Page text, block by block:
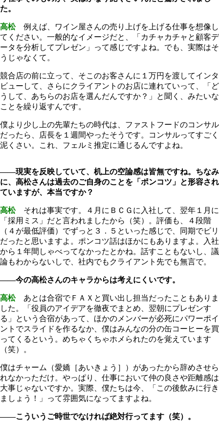
た。
高松例えば、ワイン屋さんの売り上げを上げる仕事を想像し
てください。一般的なイメージだと、「カチャカチャと顧客デ
ータを分析してプレゼン」って感じですよね。でも、実際はそ
うじゃなくて。
競合店の前に立って、そこのお客さんに１万円を渡してインタ
ビューして、さらにクライアントのお店に連れていって、「ど
うして、あちらのお店を選んだんですか？」と聞く、みたいな
ことを繰り返すんです。
僕より少し上の先輩たちの時代は、ファストフードのコンサル
だったら、店長を１週間やったそうです。コンサルってすごく
泥くさい。これ、フェルミ推定に通じるんですよね。
――現実を反映していて、机上の空論感は皆無ですね。ちなみ
に、高松さんは過去のご自身のことを「ポンコツ」と形容され
ていますが、本当ですか？
高松それは事実です。４月にＢＣＧに入社して、翌年１月に
「採用ミス」だと言われましたから（笑）。評価も、４段階
（４が最低評価）でずっと３．５といった感じで、同期でビリ
だったと思いますよ。ポンコツ話はほかにもありますよ。入社
から１年間しゃべってなかったとかね。話すこともないし、議
論もわからないしで、社内でもクライアント先でも無言で。
――今の高松さんのキャラからは考えにくいです。
高松あとは合宿でＦＡＸと買い出し担当だったこともありま
した。「役員のアイデアを徹夜でまとめ、翌朝にプレゼンす
る」という合宿があって、ほかのメンバーが必死にパワーポイ
ントでスライドを作るなか、僕はみんなの分の缶コーヒーを買
ってくるという。めちゃくちゃホメられたのを覚えています
（笑）。
僕はチャーム（愛嬌［あいきょう］）があったから辞めさせら
れなかっただけ。やっぱり、仕事において仲の良さや距離感は
大事じゃないですか。実際、僕たちは今、「この後飲みに行き
ましょう！」って雰囲気になってますよね。
――こういうご時世でなければ絶対行ってます（笑）。